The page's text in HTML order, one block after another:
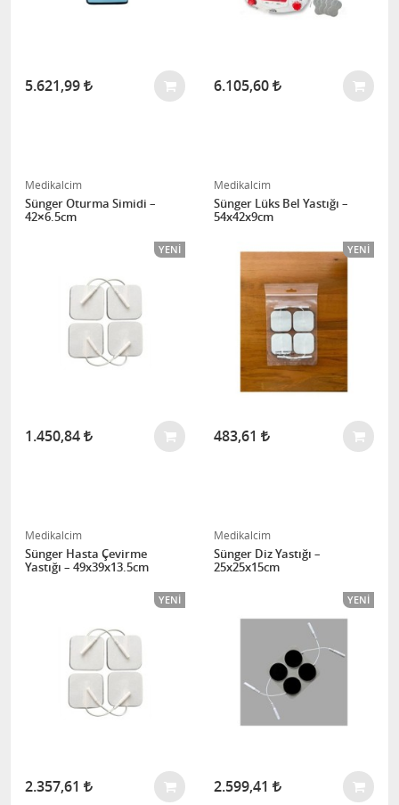
5.621,99 6.105,60
Medikalcim
Sünger Oturma Simidi –
42×6.5cm
YENI
1.450,84
Medikalcim
Sünger Lüks Bel Yastığı –
54x42x9cm
YENI
483,61
Medikalcim
Sünger Hasta Çevirme
Yastığı – 49x39x13.5cm
YENI
2.357,61
Medikalcim
Sünger Diz Yastığı –
25x25x15cm
YENI
2.599,41